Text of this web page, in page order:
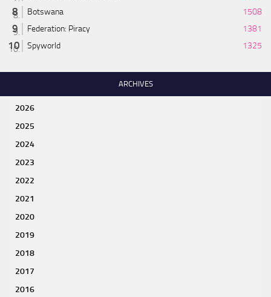
Botswana
1508
Federation: Piracy
1381
Spyworld
1325
ARCHIVES
2026
2025
2024
2023
2022
2021
2020
2019
2018
2017
2016